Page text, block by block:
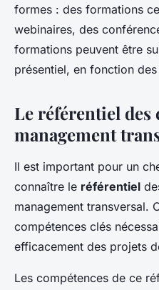
formes : des formations
webinaires, des
formations peuvent être
présentiel, en fonction
Le référentiel des
management
Il est important pour un
connaître le référentiel
management transversal.
compétences clés
efficacement des projets
Les compétences de ce